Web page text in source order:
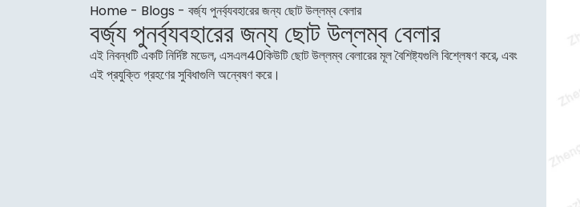
Home - Blogs - বর্জ্য পুনর্ব্যবহারের জন্য ছোট উল্লম্ব বেলার
বর্জ্য পুনর্ব্যবহারের জন্য ছোট উল্লম্ব বেলার
এই নিবন্ধটি একটি নির্দিষ্ট মডেল, এসএল40কিউটি ছোট উল্লম্ব বেলারের মূল বৈশিষ্ট্যগুলি বিশ্লেষণ করে, এবং
এই প্রযুক্তি গ্রহণের সুবিধাগুলি অন্বেষণ করে।